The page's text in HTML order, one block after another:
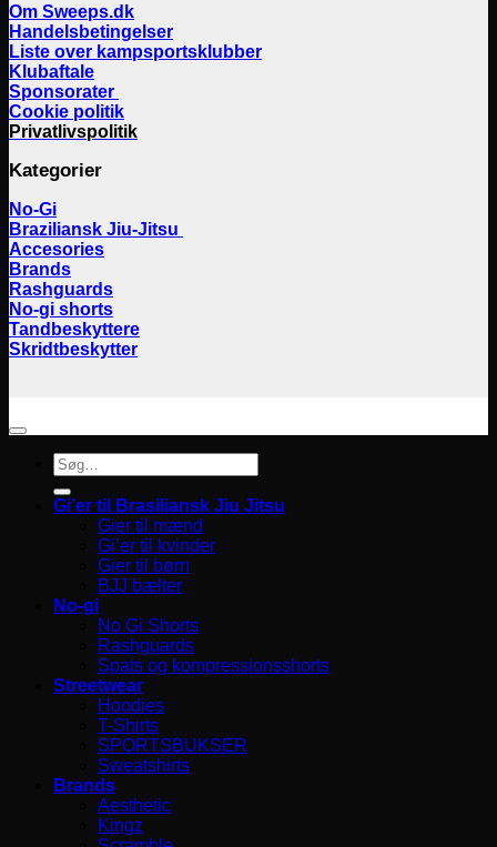
Om Sweeps.dk
Handelsbetingelser
Liste over kampsportsklubber
Klubaftale
Sponsorater
Cookie politik
Privatlivspolitik
Kategorier
No-Gi
Braziliansk Jiu-Jitsu
Accesories
Brands
Rashguards
No-gi shorts
Tandbeskyttere
Skridtbeskytter
Søg
efter:
Gi’er til Brasiliansk Jiu Jitsu
Gier til mænd
Gi’er til kvinder
Gier til børn
BJJ bælter
No-gi
No Gi Shorts
Rashguards
Spats og kompressionsshorts
Streetwear
Hoodies
T-Shirts
SPORTSBUKSER
Sweatshirts
Brands
Aesthetic
Kingz